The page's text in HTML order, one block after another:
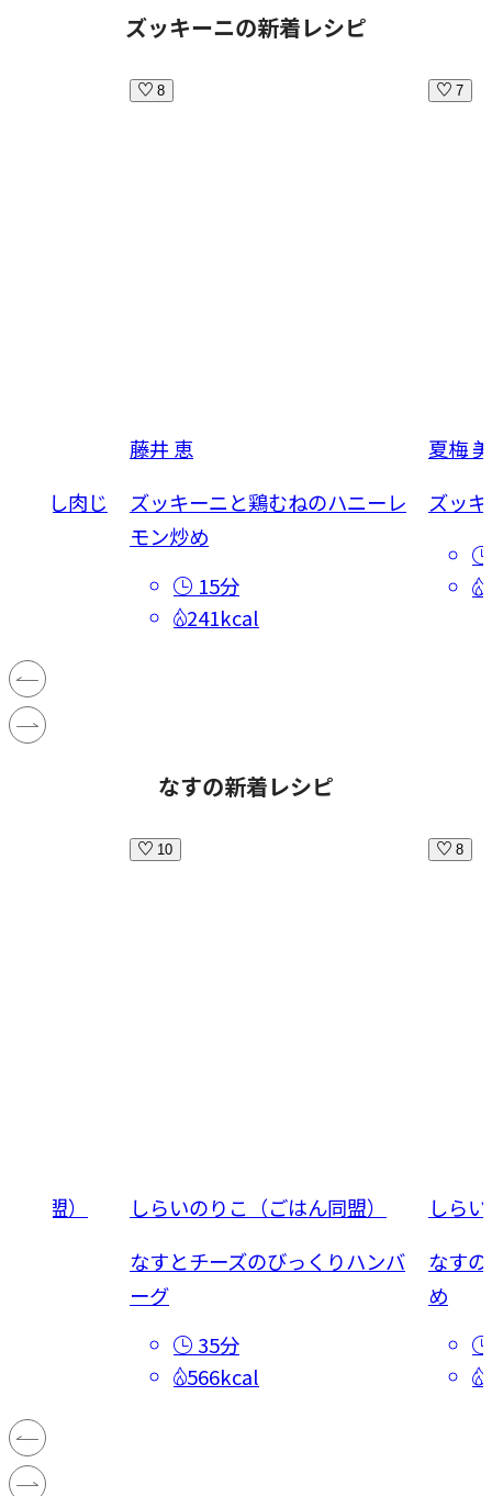
ズッキーニの新着レシピ
く蒸し肉じ
8
藤井 恵
ズッキーニと鶏むねのハニーレ
モン炒め
15分
241kcal
7
夏梅
ズッ
なすの新着レシピ
同盟）
10
しらいのりこ（ごはん同盟）
なすとチーズのびっくりハンバ
ーグ
35分
566kcal
8
しら
なす
め